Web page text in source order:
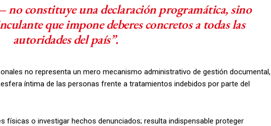
no constituye una declaración programática, sino
que impone deberes concretos a todas las
autoridades del país”.
no representa un mero mecanismo administrativo de gestión documental,
íntima de las personas frente a tratamientos indebidos por parte del
físicas o investigar hechos denunciados; resulta indispensable proteger